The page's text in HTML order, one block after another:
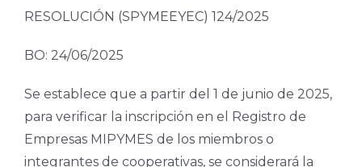
RESOLUCIÓN (SPYMEEYEC) 124/2025
BO: 24/06/2025
Se establece que a partir del 1 de junio de 2025,
para verificar la inscripción en el Registro de
Empresas MIPYMES de los miembros o
integrantes de cooperativas, se considerará la